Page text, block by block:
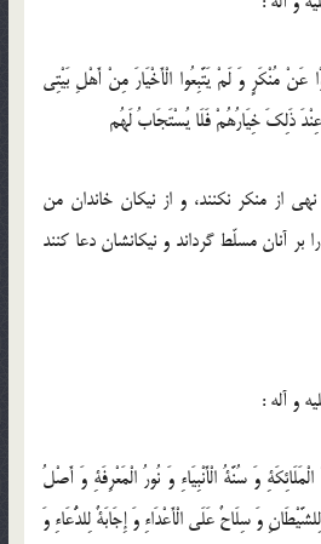
عَنْ مُنْكَرٍ وَ لَمْ يَتَّبِعُوا الْأَخْيَارَ مِنْ أَهْلِ بَيْتِي
ذَلِكَ خِيَارُهُمْ فَلَا يُسْتَجَابُ لَهُم‏
از منكر نكنند، و از نيكان خاندان من
بر آنان مسلّط گرداند و نيكانشان دعا كنند
وَ سُنَّةُ الْأَنْبِيَاءِ وَ نُورُ الْمَعْرِفَةِ وَ أَصْلُ
وَ سِلَاحٌ عَلَى الْأَعْدَاءِ وَ إِجَابَةٌ لِلدُّعَاءِ وَ